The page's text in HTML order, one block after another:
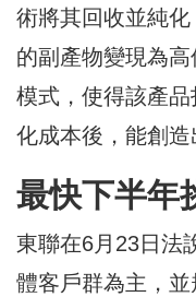
術將其回收並純
的副產物變現為
模式，使得該產
化成本後，能創造
最快下半年
東聯在6月23日法
體客戶群為主，